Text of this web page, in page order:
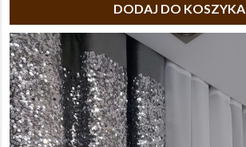
DODAJ DO KOSZYKA